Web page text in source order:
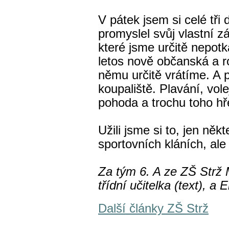
V pátek jsem si celé tři
promyslel svůj vlastní
které jsme určitě
letos nově občanská a
němu určitě vrátíme. A
koupaliště. Plavání,
pohoda a trochu toho
Užili jsme si to, jen
sportovních kláních,
Za tým 6. A ze ZŠ Strž
třídní učitelka (text), a
Další články ZŠ Strž